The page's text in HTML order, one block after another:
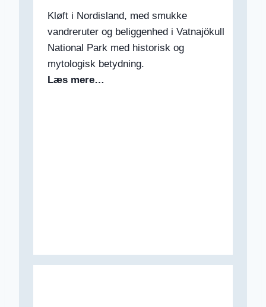
Kløft i Nordisland, med smukke
vandreruter og beliggenhed i Vatnajökull
National Park med historisk og
mytologisk betydning.
Læs mere…